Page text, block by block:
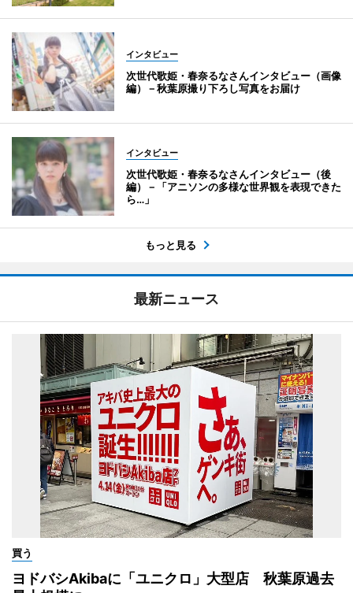
インタビュー
次世代歌姫・春奈るなさんインタビュー（画像
編）－秋葉原撮り下ろし写真をお届け
インタビュー
次世代歌姫・春奈るなさんインタビュー（後
編）－「アニソンの多様な世界観を表現できた
ら…」
もっと見る
最新ニュース
買う
ヨドバシAkibaに「ユニクロ」大型店 秋葉原過去